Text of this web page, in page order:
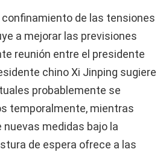
de las tensiones
a mejorar las previsiones
reunión entre el presidente
chino Xi Jinping sugiere
probablemente se
temporalmente, mientras
medidas bajo la
de espera ofrece a las